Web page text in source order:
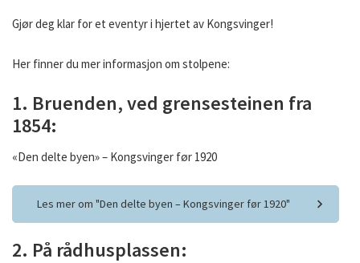
Gjør deg klar for et eventyr i hjertet av Kongsvinger!
Her finner du mer informasjon om stolpene:
1. Bruenden, ved grensesteinen fra
1854:
«Den delte byen» – Kongsvinger før 1920
Les mer om "Den delte byen – Kongsvinger før 1920"
2. På rådhusplassen: